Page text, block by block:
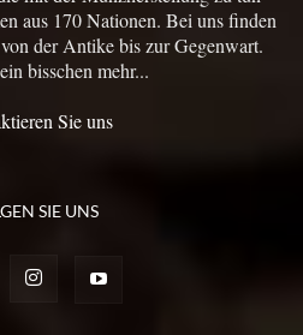
aus 170 Nationen. Bei uns finden
der Antike bis zur Gegenwart.
bisschen mehr...
Sie uns
SIE UNS